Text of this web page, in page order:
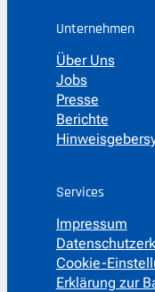
Unternehmen
Über Uns
Jobs
Presse
Berichte
Services
Impressum
Cookie-
Erklärung zur